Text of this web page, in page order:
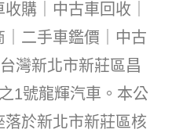
購｜中古車回收｜
二手車鑑價｜中古
灣新北市新莊區昌
1號龍輝汽車。本公
於新北市新莊區核